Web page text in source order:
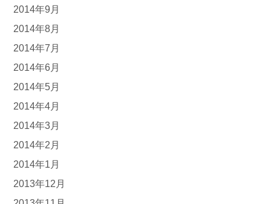
2014年9月
2014年8月
2014年7月
2014年6月
2014年5月
2014年4月
2014年3月
2014年2月
2014年1月
2013年12月